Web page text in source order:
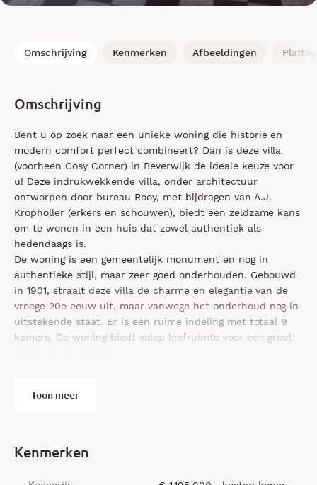
Omschrijving Kenmerken Afbeeldingen
Omschrijving
Bent u op zoek naar een unieke woning die historie en
modern comfort perfect combineert? Dan is deze villa
(voorheen Cosy Corner) in Beverwijk de ideale keuze voor
u! Deze indrukwekkende villa, onder architectuur
ontworpen door bureau Rooy, met bijdragen van A.J.
Kropholler (erkers en schouwen), biedt een zeldzame kans
om te wonen in een huis dat zowel authentiek als
hedendaags is.
De woning is een gemeentelijk monument en nog in
authentieke stijl, maar zeer goed onderhouden. Gebouwd
in 1901, straalt deze villa de charme en elegantie van de
vroege 20e eeuw uit, maar vanwege het onderhoud nog in
uitstekende staat. Er is een ruime indeling met totaal 9
kamers. De woning biedt volop leefruimte voor een groot
binnenkomst. De royale kamer-en-suite biedt ruimte voor
van de zon. Via de openslaande deuren loop je zo de fraai
Toon meer
Kenmerken